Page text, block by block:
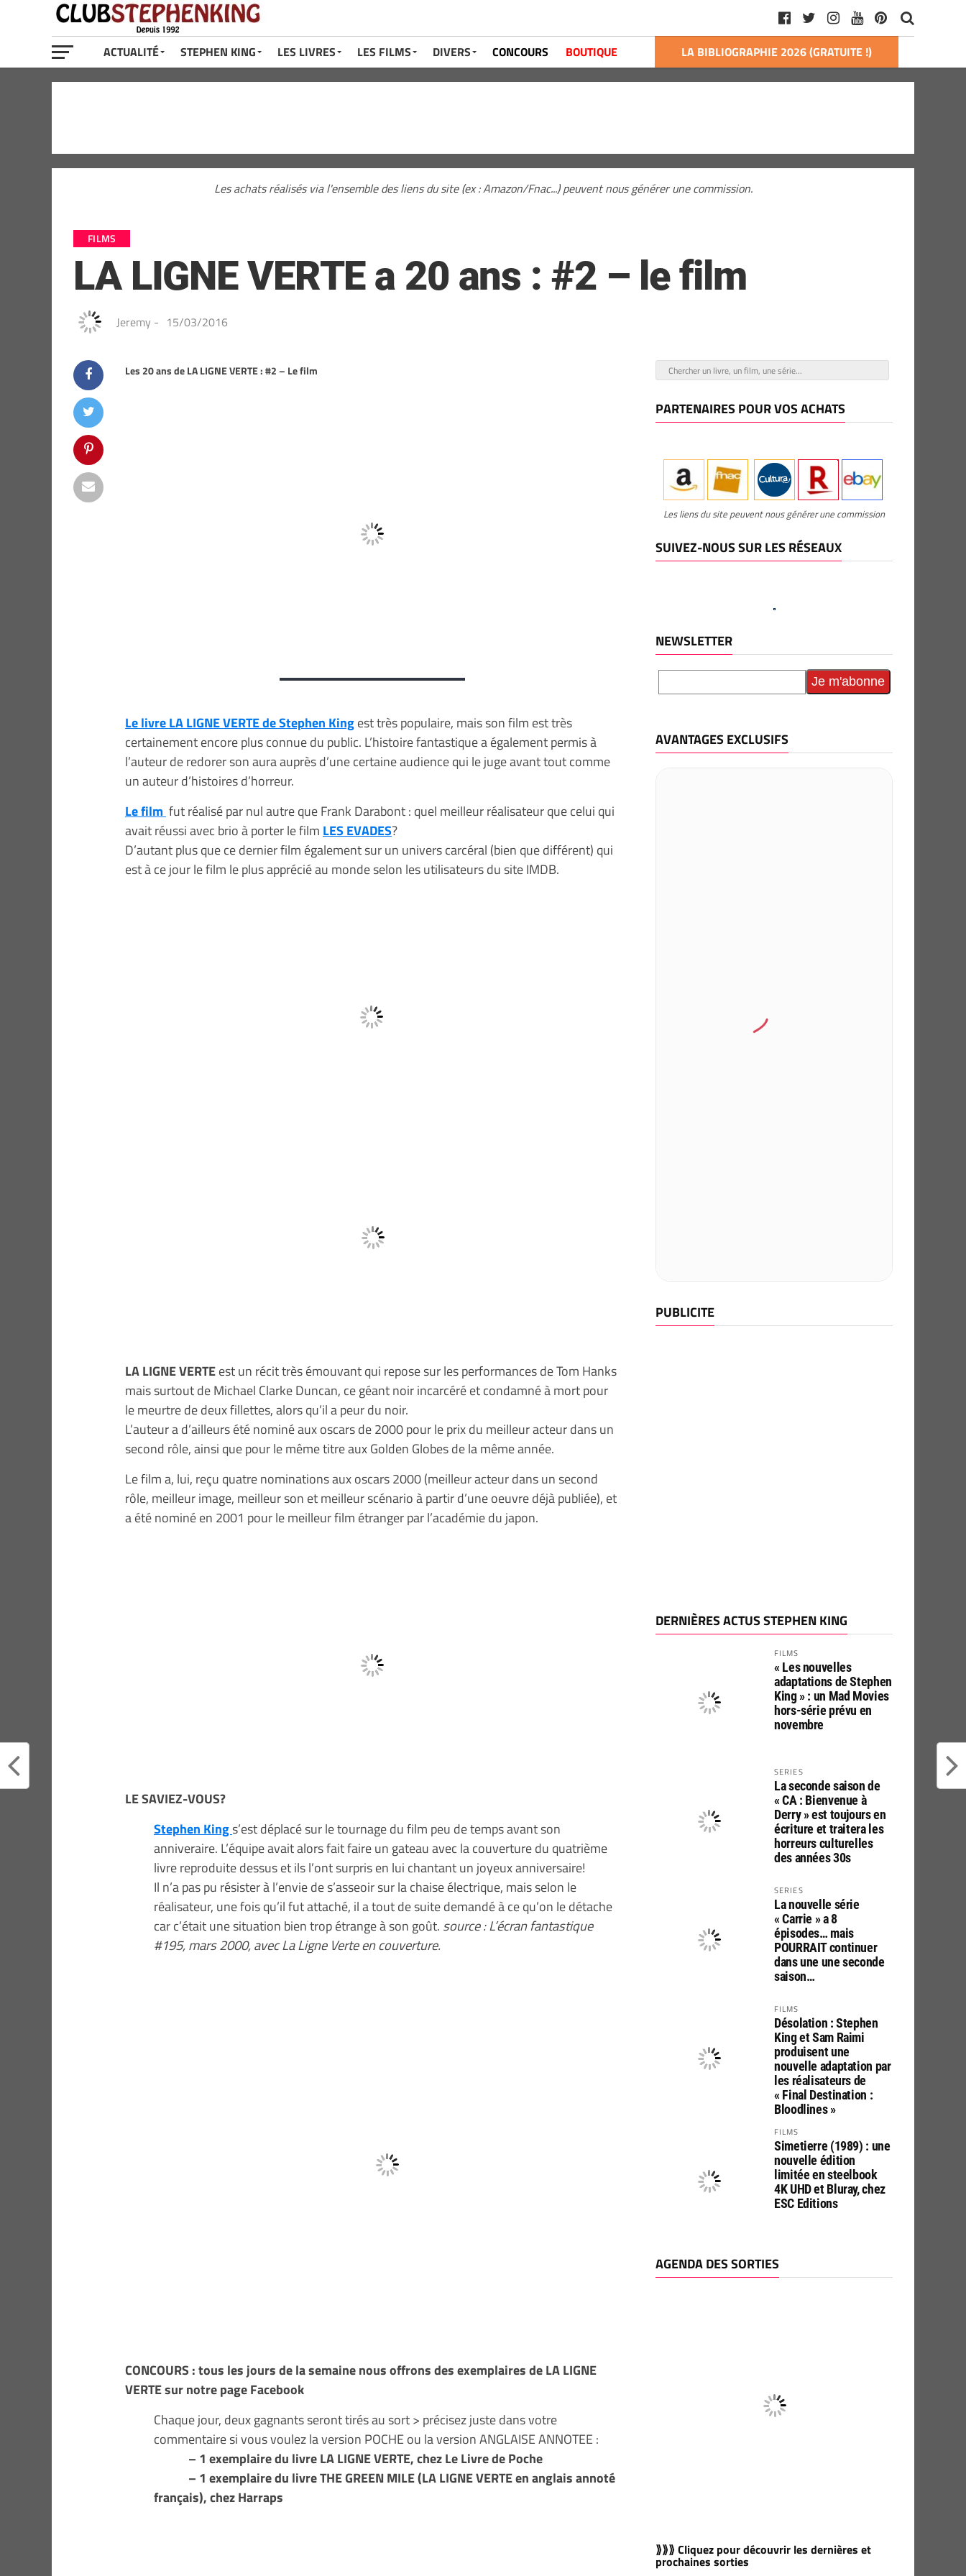
ACTUALITÉ STEPHEN KING LES LIVRES LES FILMS DIVERS CONCOURS BOUTIQUE LA BIBLIOGRAPHIE 2026 (GRATUITE !)
Les achats réalisés via l'ensemble des liens du site (ex : Amazon/Fnac...) peuvent nous générer une commission.
FILMS
LA LIGNE VERTE a 20 ans : #2 – le film
Jeremy - 15/03/2016
Les 20 ans de LA LIGNE VERTE : #2 – Le film
Le livre LA LIGNE VERTE de Stephen Kingest très populaire, mais son film est très
certainement encore plus connue du public. L’histoire fantastique a également permis à
l’auteur de redorer son aura auprès d’une certaine audience qui le juge avant tout comme
un auteur d’histoires d’horreur.
Le film fut réalisé par nul autre que Frank Darabont : quel meilleur réalisateur que celui qui
avait réussi avec brio à porter le film LES EVADES?
D’autant plus que ce dernier film également sur un univers carcéral (bien que différent) qui
est à ce jour le film le plus apprécié au monde selon les utilisateurs du site IMDB.
LA LIGNE VERTEest un récit très émouvant qui repose sur les performances de Tom Hanks
mais surtout de Michael Clarke Duncan, ce géant noir incarcéré et condamné à mort pour
le meurtre de deux fillettes, alors qu’il a peur du noir.
L’auteur a d’ailleurs été nominé aux oscars de 2000 pour le prix du meilleur acteur dans un
second rôle, ainsi que pour le même titre aux Golden Globes de la même année.
Le film a, lui, reçu quatre nominations aux oscars 2000 (meilleur acteur dans un second
rôle, meilleur image, meilleur son et meilleur scénario à partir d’une oeuvre déjà publiée), et
a été nominé en 2001 pour le meilleur film étranger par l’académie du japon.
LE SAVIEZ-VOUS?
Stephen Kings’est déplacé sur le tournage du film peu de temps avant son
anniveraire. L’équipe avait alors fait faire un gateau avec la couverture du quatrième
livre reproduite dessus et ils l’ont surpris en lui chantant un joyeux anniversaire!
Il n’a pas pu résister à l’envie de s’asseoir sur la chaise électrique, mais selon le
réalisateur, une fois qu’il fut attaché, il a tout de suite demandé à ce qu’on le détache
car c’était une situation bien trop étrange à son goût. source : L’écran fantastique
#195, mars 2000, avec La Ligne Verte en couverture.
CONCOURS :tous les jours de la semaine nous offrons des exemplaires de LA LIGNE
VERTE sur notre page Facebook
Chaque jour, deux gagnants seront tirés au sort > précisez juste dans votre
commentaire si vous voulez la version POCHE ou la version ANGLAISE ANNOTEE :
– 1 exemplaire du livre LA LIGNE VERTE, chez Le Livre de Poche
– 1 exemplaire du livre THE GREEN MILE (LA LIGNE VERTE en anglais annoté
français), chez Harraps
PARTENAIRES POUR VOS ACHATS
Les liens du site peuvent nous générer une commission
SUIVEZ-NOUS SUR LES RÉSEAUX
NEWSLETTER
AVANTAGES EXCLUSIFS
PUBLICITE
DERNIÈRES ACTUS STEPHEN KING
FILMS
« Les nouvelles
adaptations de Stephen
King » : un Mad Movies
hors-série prévu en
novembre
SERIES
La seconde saison de
« CA : Bienvenue à
Derry » est toujours en
écriture et traitera les
horreurs culturelles
des années 30s
SERIES
La nouvelle série
« Carrie » a 8
épisodes… mais
POURRAIT continuer
dans une une seconde
saison…
FILMS
Désolation : Stephen
King et Sam Raimi
produisent une
nouvelle adaptation par
les réalisateurs de
« Final Destination :
Bloodlines »
FILMS
Simetierre (1989) : une
nouvelle édition
limitée en steelbook
4K UHD et Bluray, chez
ESC Editions
AGENDA DES SORTIES
⟫⟫⟫ Cliquez pour découvrir les dernières et
prochaines sorties